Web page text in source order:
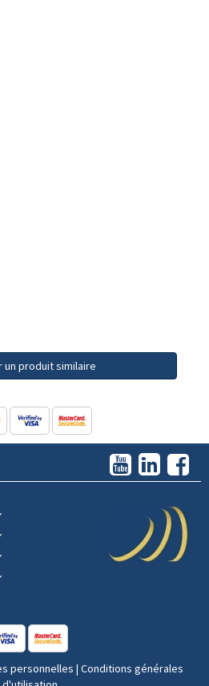
un produit similaire
personnelles | Conditions générales